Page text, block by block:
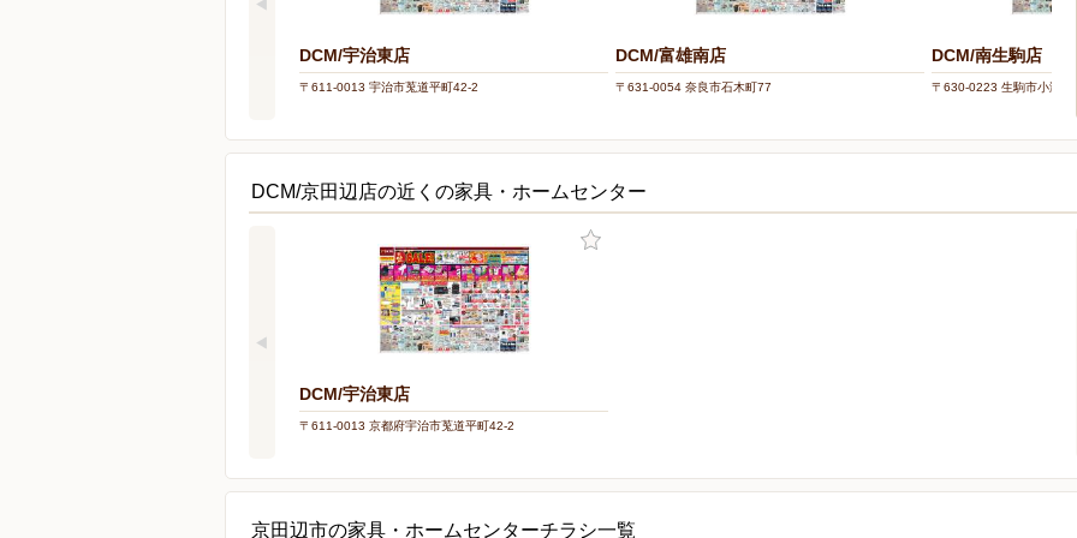
DCM/宇治東店
〒611-0013 宇治市莵道平町42-2
DCM/富雄南店
〒631-0054 奈良市石木町77
DCM/南生駒店
〒630-0223 生駒市小瀬町
DCM/京田辺店の近くの家具・ホームセンター
DCM/宇治東店
〒611-0013 京都府宇治市莵道平町42-2
京田辺市の家具・ホームセンターチラシ一覧